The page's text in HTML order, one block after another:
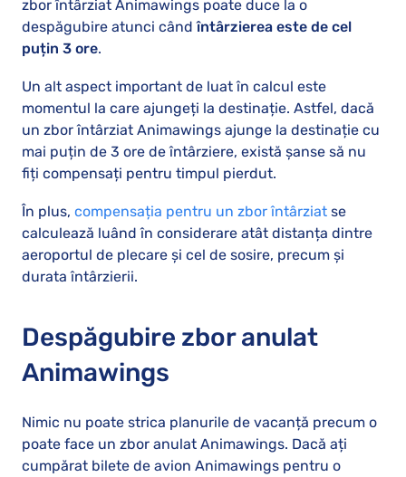
zbor întârziat Animawings poate duce la o
despăgubire atunci când întârzierea este de cel
puțin 3 ore.
Un alt aspect important de luat în calcul este
momentul la care ajungeți la destinație. Astfel, dacă
un zbor întârziat Animawings ajunge la destinație cu
mai puțin de 3 ore de întârziere, există șanse să nu
fiți compensați pentru timpul pierdut.
În plus, compensația pentru un zbor întârziat se
calculează luând în considerare atât distanța dintre
aeroportul de plecare și cel de sosire, precum și
durata întârzierii.
Despăgubire zbor anulat
Animawings
Nimic nu poate strica planurile de vacanță precum o
poate face un zbor anulat Animawings. Dacă ați
cumpărat bilete de avion Animawings pentru o